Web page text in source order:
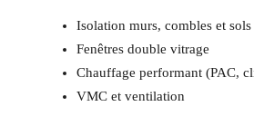
Isolation murs, combles et sols
Fenêtres double vitrage
Chauffage performant (PAC,
VMC et ventilation